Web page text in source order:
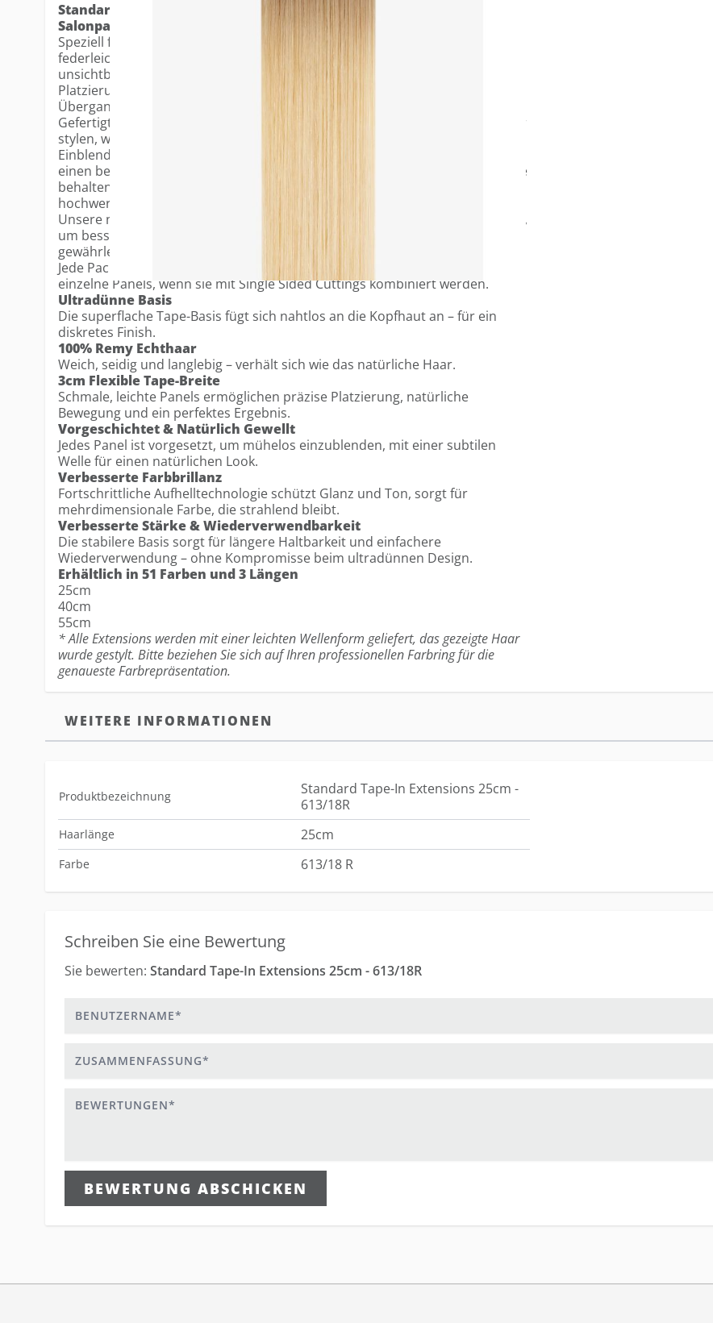
Standard Tape-in Extensions - die beliebteste Methode unserer
Salonpartner.
Speziell für feines Haar und eine nahtlose Anwendung entwickelt, liegt die
federleichte, ultradünne Basis flach auf der Kopfhaut und sorgt so für ein
unsichtbares Finish. Die 3cm breite Klebefläche ermöglicht eine flexible
Platzierung und gewährleistet natürliche Bewegung sowie einen makellosen
Übergang.
Gefertigt aus 100% Remy Echthaar, lassen sich die Tapes wie das eigene Haar
stylen, waschen und pflegen. Die vorgeschichteten Strähnen erleichtern das
Einblenden und Stylen und verfügen über eine leichte natürliche Welle für
einen besonders realistischen Look. Dank fortschrittlicher Aufhelltechnologie
behalten die Farben ihren Glanz und ihre Leuchtkraft für ein dauerhaft
hochwertiges Erscheinungsbild.
Unsere neuen, verbesserten Tapes wurden in ihrer Struktur weiter optimiert,
um bessere Haltbarkeit und zuverlässige Wiederverwendung zu
gewährleisten – bei gleichbleibend ultradünnem Design.
Jede Packung enthält 12 Tapes, ausreichend für 6 Sandwiches oder 12
einzelne Panels, wenn sie mit Single Sided Cuttings kombiniert werden.
Ultradünne Basis
Die superflache Tape-Basis fügt sich nahtlos an die Kopfhaut an – für ein
diskretes Finish.
100% Remy Echthaar
Weich, seidig und langlebig – verhält sich wie das natürliche Haar.
3cm Flexible Tape-Breite
Schmale, leichte Panels ermöglichen präzise Platzierung, natürliche
Bewegung und ein perfektes Ergebnis.
Vorgeschichtet & Natürlich Gewellt
Jedes Panel ist vorgesetzt, um mühelos einzublenden, mit einer subtilen
Welle für einen natürlichen Look.
Verbesserte Farbbrillanz
Fortschrittliche Aufhelltechnologie schützt Glanz und Ton, sorgt für
mehrdimensionale Farbe, die strahlend bleibt.
Verbesserte Stärke & Wiederverwendbarkeit
Die stabilere Basis sorgt für längere Haltbarkeit und einfachere
Wiederverwendung – ohne Kompromisse beim ultradünnen Design.
Erhältlich in 51 Farben und 3 Längen
25cm
40cm
55cm
* Alle Extensions werden mit einer leichten Wellenform geliefert, das gezeigte Haar
wurde gestylt. Bitte beziehen Sie sich auf Ihren professionellen Farbring für die
genaueste Farbrepräsentation.
WEITERE INFORMATIONEN
Produktbezeichnung
Standard Tape-In Extensions 25cm -
613/18R
Haarlänge 25cm
Farbe 613/18 R
Schreiben Sie eine Bewertung
Sie bewerten: Standard Tape-In Extensions 25cm - 613/18R
BEWERTUNG ABSCHICKEN